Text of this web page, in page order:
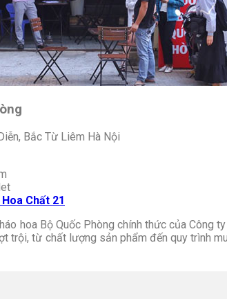
Bắc Từ Liêm Hà Nội
Chất 21
hoa Bộ Quốc Phòng chính thức của Công
trội, từ chất lượng sản phẩm đến quy trình